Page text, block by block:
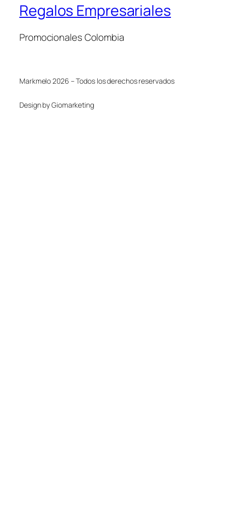
Regalos Empresariales
Promocionales Colombia
Markmelo 2026 – Todos los derechos reservados
Design by Giomarketing